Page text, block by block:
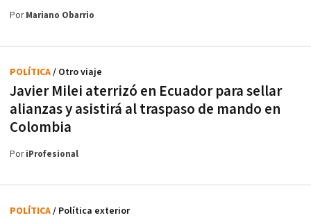
PorMariano Obarrio
Javier Milei aterrizó en Ecuador para sellar
alianzas y asistirá al traspaso de mando en
Colombia
POLÍTICA/ Otro viaje
PoriProfesional
POLÍTICA/ Política exterior